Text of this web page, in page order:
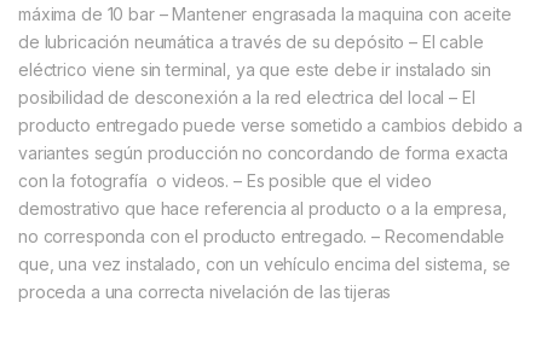
máxima de 10 bar – Mantener engrasada la maquina con aceite
de lubricación neumática a través de su depósito – El cable
eléctrico viene sin terminal, ya que este debe ir instalado sin
posibilidad de desconexión a la red electrica del local – El
producto entregado puede verse sometido a cambios debido a
variantes según producción no concordando de forma exacta
con la fotografía o videos. – Es posible que el video
demostrativo que hace referencia al producto o a la empresa,
no corresponda con el producto entregado. – Recomendable
que, una vez instalado, con un vehículo encima del sistema, se
proceda a una correcta nivelación de las tijeras